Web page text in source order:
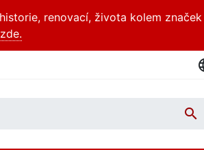
renovací, života kolem
